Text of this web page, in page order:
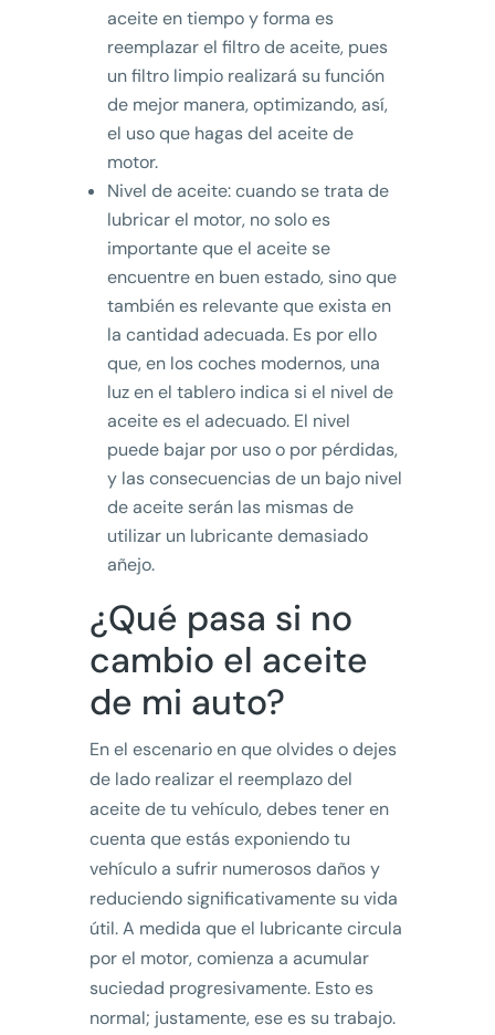
aceite en tiempo y forma es
reemplazar el filtro de aceite, pues
un filtro limpio realizará su función
de mejor manera, optimizando, así,
el uso que hagas del aceite de
motor.
Nivel de aceite: cuando se trata de
lubricar el motor, no solo es
importante que el aceite se
encuentre en buen estado, sino que
también es relevante que exista en
la cantidad adecuada. Es por ello
que, en los coches modernos, una
luz en el tablero indica si el nivel de
aceite es el adecuado. El nivel
puede bajar por uso o por pérdidas,
y las consecuencias de un bajo nivel
de aceite serán las mismas de
utilizar un lubricante demasiado
añejo.
¿Qué pasa si no
cambio el aceite
de mi auto?
En el escenario en que olvides o dejes
de lado realizar el reemplazo del
aceite de tu vehículo, debes tener en
cuenta que estás exponiendo tu
vehículo a sufrir numerosos daños y
reduciendo significativamente su vida
útil. A medida que el lubricante circula
por el motor, comienza a acumular
suciedad progresivamente. Esto es
normal; justamente, ese es su trabajo.